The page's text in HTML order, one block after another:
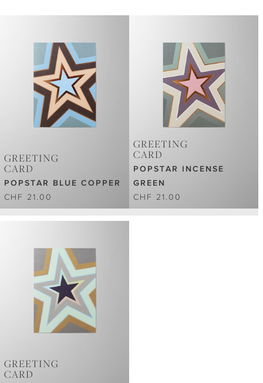
GREETING
CARD
POPSTAR BLUE COPPER
CHF 21.00
GREETING
CARD
POPSTAR INCENSE
GREEN
CHF 21.00
GREETING
CARD